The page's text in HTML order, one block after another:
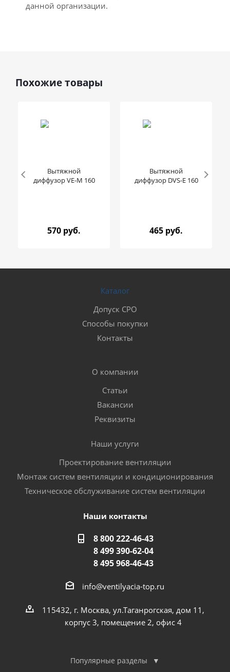
данной организации.
Похожие товары
Вытяжной
диффузор VE-M 160
570 руб.
Вытяжной
диффузор DVS-E 160
465 руб.
Каталог
Допуск СРО
Способы покупки
Контакты
О компании
Статьи
Вакансии
Реквизиты
Наши услуги
Проектирование вентиляции
Монтаж систем вентиляции и кондиционирования
Техническое обслуживание систем вентиляции
Наши контакты
8 800 222-46-43
8 499 390-62-04
8 495 968-46-43
info@ventilyacia-top.ru
115432, г. Москва, ул.Таганрогская, дом 11,
корпус 3, помещение 2, офис 4
Популярные разделы